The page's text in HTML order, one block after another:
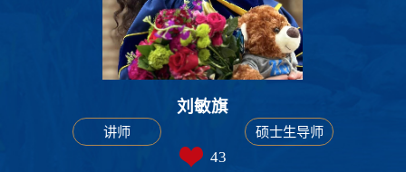
刘敏旗
讲师 硕士生导师
43